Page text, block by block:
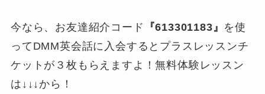
今なら、お友達紹介コード 『613301183』 を使
ってDMM英会話に入会するとプラスレッスンチ
ケットが３枚もらえますよ！無料体験レッスン
は↓↓↓から！